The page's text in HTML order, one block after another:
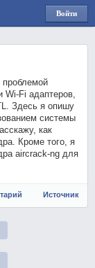
Войти
через
проблемой
Wi-Fi адаптеров,
Здесь я опишу
системы
как
Кроме того, я
aircrack-ng для
Источник